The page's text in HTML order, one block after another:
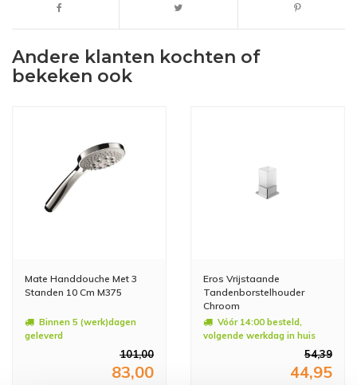
Andere klanten kochten of
bekeken ook
Mate Handdouche Met 3
Standen 10 Cm M375
Binnen 5 (werk)dagen
geleverd
101,00
83,00
Eros Vrijstaande
Tandenborstelhouder
Chroom
Vóór 14:00 besteld,
volgende werkdag in huis
54,39
44,95